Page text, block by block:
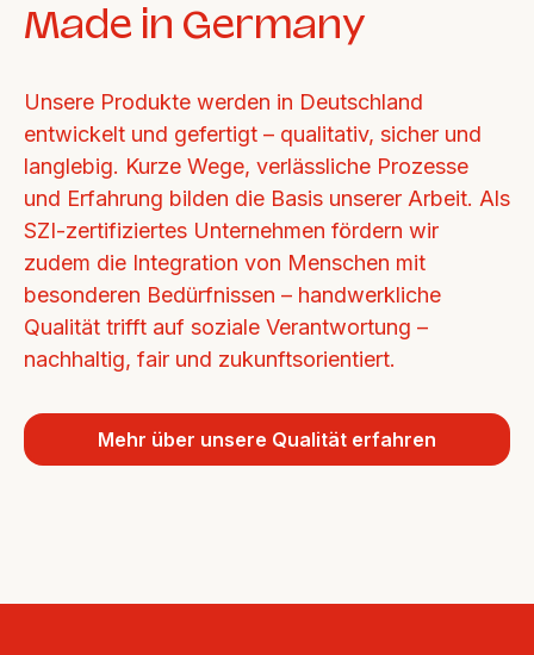
Made in Germany
Unsere Produkte werden in Deutschland
entwickelt und gefertigt – qualitativ, sicher und
langlebig. Kurze Wege, verlässliche Prozesse
und Erfahrung bilden die Basis unserer Arbeit. Als
SZI-zertifiziertes Unternehmen fördern wir
zudem die Integration von Menschen mit
besonderen Bedürfnissen – handwerkliche
Qualität trifft auf soziale Verantwortung –
nachhaltig, fair und zukunftsorientiert.
Mehr über unsere Qualität erfahren